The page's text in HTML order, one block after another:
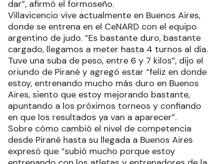
dar”, afirmó el formoseño.
Villavicencio vive actualmente en Buenos Aires,
donde se entrena en el CeNARD con el equipo
argentino de judo. “Es bastante duro, bastante
cargado, llegamos a meter hasta 4 turnos al día.
Tuve una suba de peso, entre 6 y 7 kilos”, dijo el
oriundo de Pirané y agregó estar “feliz en donde
estoy, entrenando mucho más duro en Buenos
Aires, siento que estoy mejorando bastante,
apuntando a los próximos torneos y confiando
en que los resultados ya van a aparecer”.
Sobre cómo cambió el nivel de competencia
desde Pirané hasta su llegada a Buenos Aires
expresó que “subió mucho porque estoy